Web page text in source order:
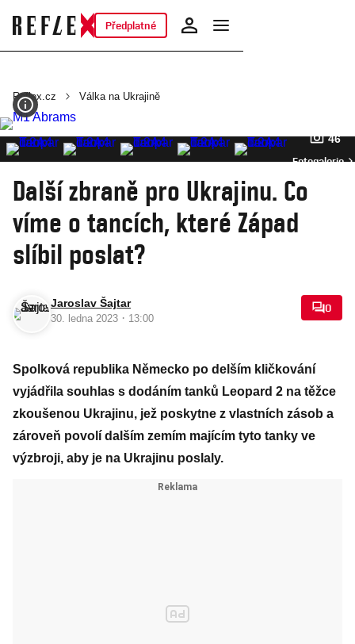
Předplatné
Reflex.cz Válka na Ukrajině
46
Fotogalerie
Další zbraně pro Ukrajinu. Co
víme o tancích, které Západ
slíbil poslat?
Jaroslav Šajtar
30. ledna 2023 · 13:00
0
Spolková republika Německo po delším kličkování
vyjádřila souhlas s dodáním tanků Leopard 2 na těžce
zkoušenou Ukrajinu, jež poskytne z vlastních zásob a
zároveň povolí dalším zemím majícím tyto tanky ve
výzbroji, aby je na Ukrajinu poslaly.